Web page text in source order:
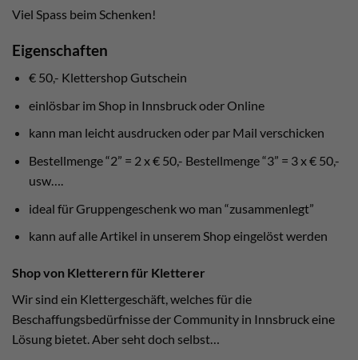
Viel Spass beim Schenken!
Eigenschaften
€ 50,- Klettershop Gutschein
einlösbar im Shop in Innsbruck oder Online
kann man leicht ausdrucken oder par Mail verschicken
Bestellmenge “2” = 2 x € 50,- Bestellmenge “3” = 3 x € 50,-
usw….
ideal für Gruppengeschenk wo man “zusammenlegt”
kann auf alle Artikel in unserem Shop eingelöst werden
Shop von Kletterern für Kletterer
Wir sind ein Klettergeschäft, welches für die
Beschaffungsbedürfnisse der Community in Innsbruck eine
Lösung bietet. Aber seht doch selbst…